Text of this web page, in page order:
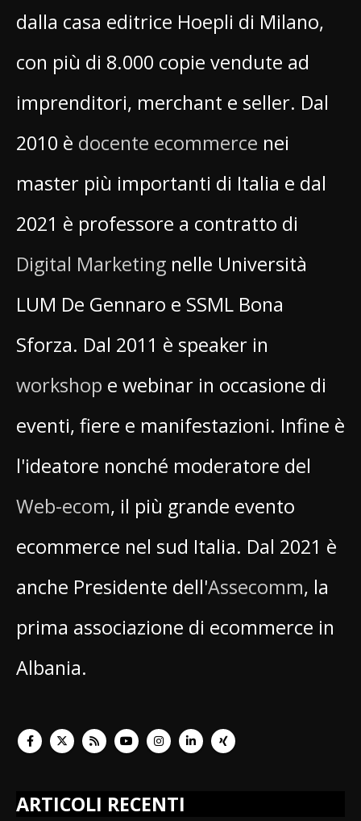
dalla casa editrice Hoepli di Milano,
con più di 8.000 copie vendute ad
imprenditori, merchant e seller. Dal
2010 è docente ecommerce nei
master più importanti di Italia e dal
2021 è professore a contratto di
Digital Marketing nelle Università
LUM De Gennaro e SSML Bona
Sforza. Dal 2011 è speaker in
workshop e webinar in occasione di
eventi, fiere e manifestazioni. Infine è
l'ideatore nonché moderatore del
Web-ecom, il più grande evento
ecommerce nel sud Italia. Dal 2021 è
anche Presidente dell'Assecomm, la
prima associazione di ecommerce in
Albania.
ARTICOLI RECENTI